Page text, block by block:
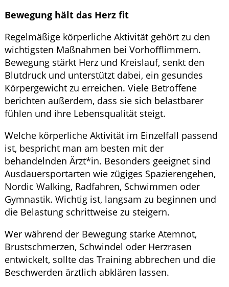
Bewegung hält das Herz fit
Regelmäßige körperliche Aktivität gehört zu den
wichtigsten Maßnahmen bei Vorhofflimmern.
Bewegung stärkt Herz und Kreislauf, senkt den
Blutdruck und unterstützt dabei, ein gesundes
Körpergewicht zu erreichen. Viele Betroffene
berichten außerdem, dass sie sich belastbarer
fühlen und ihre Lebensqualität steigt.
Welche körperliche Aktivität im Einzelfall passend
ist, bespricht man am besten mit der
behandelnden Ärzt*in. Besonders geeignet sind
Ausdauersportarten wie zügiges Spazierengehen,
Nordic Walking, Radfahren, Schwimmen oder
Gymnastik. Wichtig ist, langsam zu beginnen und
die Belastung schrittweise zu steigern.
Wer während der Bewegung starke Atemnot,
Brustschmerzen, Schwindel oder Herzrasen
entwickelt, sollte das Training abbrechen und die
Beschwerden ärztlich abklären lassen.